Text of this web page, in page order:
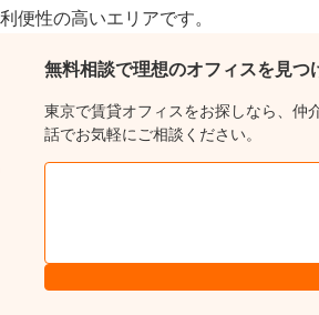
便性の高いエリアです。
無料相談で理想のオフィスを見つ
東京で賃貸オフィスをお探しなら、仲
話でお気軽にご相談ください。